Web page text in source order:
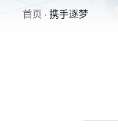
首页 · 携手逐梦